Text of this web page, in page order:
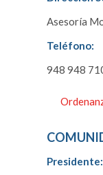
Asesoría
Teléfono:
948 948
Presidente: